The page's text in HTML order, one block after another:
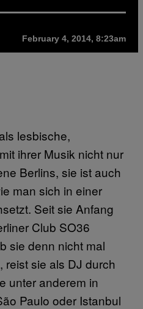
February 4, 2014, 8:23am
lesbische,
ihrer Musik nicht nur
Berlins, sie ist auch
man sich in einer
Seit sie Anfang
Club SO36
sie denn nicht mal
reist sie als DJ durch
unter anderem in
Paulo oder Istanbul